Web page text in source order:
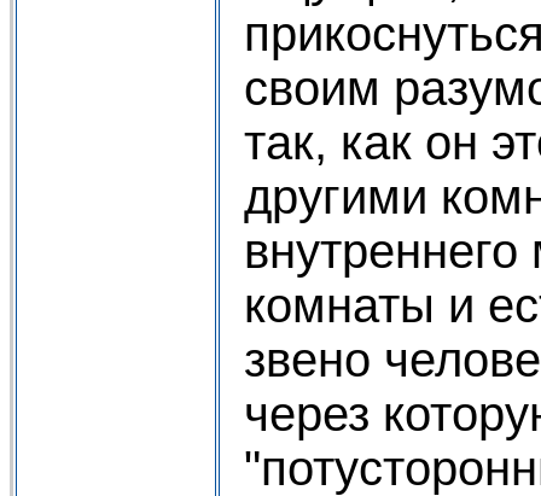
своим
так, как он
другими
комнаты и
звено
через